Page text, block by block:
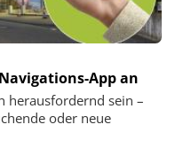
App an
herausfordernd sein –
oder neue